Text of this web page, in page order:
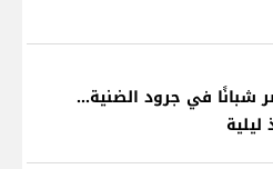
شبانًا في جرود الضنية...
ليلية